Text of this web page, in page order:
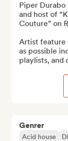
Genrer
Acid house
Piper Durabo
and host of
Couture” on
Artist feature
as possible
playlists, and